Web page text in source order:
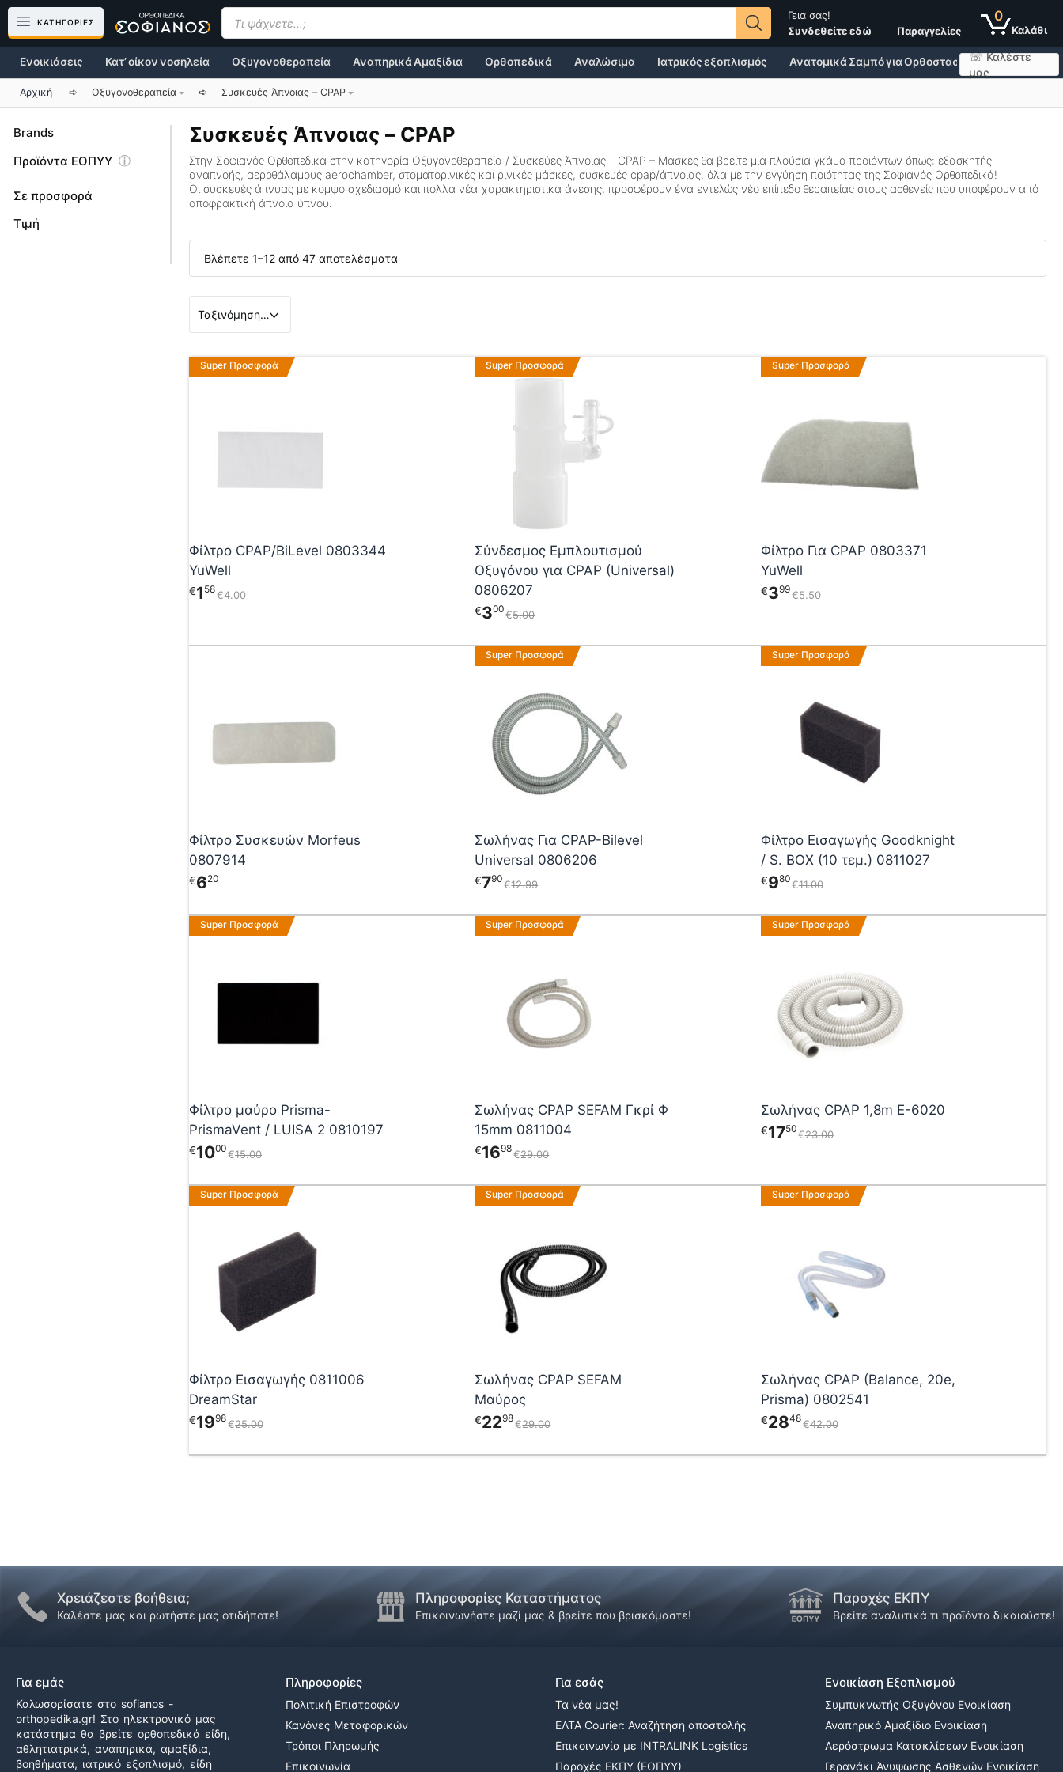
Μετάβαση
περιεχόμενο
Γεια σας!
Συνδεθείτε εδώ
Παραγγελίες
0
ΚΑΤΗΓΟΡΙΕΣ
Products
search
☏ Καλέστε
μας
Κατ’ οίκον νοσηλεία Οξυγονοθεραπεία Αναπηρικά Αμαξίδια
Ενοικιάσεις Ορθοπεδικά Αναλώσιμα Ιατρικός εξοπλισμός Ανατομικά Σαμπό για Ορθοστασία Άθληση,
Αρχική ➪ Οξυγονοθεραπεία ➪ Συσκευές Άπνοιας – CPAP
Συσκευές Άπνοιας – CPAP
Στην Σοφιανός Ορθοπεδικά στην κατηγορία Οξυγονοθεραπεία / Συσκεύες Άπνοιας – CPAP – Μάσκες θα βρείτε μια πλούσια γκάμα προϊόντων όπως: εξασκητής
αναπνοής, αεροθάλαμους aerochamber, στοματορινικές και ρινικές μάσκες, συσκευές cpap/άπνοιας, όλα με την εγγύηση ποιότητας της Σοφιανός Ορθοπεδικά!
Οι συσκευές άπνυας με κομψό σχεδιασμό και πολλά νέα χαρακτηριστικά άνεσης, προσφέρουν ένα εντελώς νέο επίπεδο θεραπείας στους ασθενείς που υποφέρουν από
αποφρακτική άπνοια ύπνου.
Βλέπετε 1–12 από 47 αποτελέσματα
Super Προσφορά
Φίλτρο CPAP/BiLevel 0803344
YuWell
4 00
€
1 58
€
Super Προσφορά
Σύνδεσμος Εμπλουτισμού
Οξυγόνου για CPAP (Universal)
0806207
5 00
€
300
€
Super Προσφορά
Φίλτρο Για CPAP 0803371
YuWell
5 50
€
399
€
Φίλτρο Συσκευών Morfeus
0807914
620
€
Super Προσφορά
Σωλήνας Για CPAP-Bilevel
Universal 0806206
12 99
€
790
€
Super Προσφορά
Φίλτρο Εισαγωγής Goodknight
/ S. BOX (10 τεμ.) 0811027
11 00
€
980
€
Super Προσφορά
Φίλτρο μαύρο Prisma-
PrismaVent / LUISA 2 0810197
15 00
€
1000
€
Super Προσφορά
Σωλήνας CPAP SEFAM Γκρί Φ
15mm 0811004
29 00
€
1698
€
Super Προσφορά
Σωλήνας CPAP 1,8m E-6020
23 00
€
1750
€
Super Προσφορά
Φίλτρο Εισαγωγής 0811006
DreamStar
25 00
€
1998
€
Super Προσφορά
Σωλήνας CPAP SEFAM
Μαύρος
29 00
€
2298
€
Αυτό
το
πολλαπλές
παραλλαγές.
επιλογές
μπορούν
στη
σελίδα
του
Super Προσφορά
Σωλήνας CPAP (Balance, 20e,
Prisma) 0802541
42 00
€
2848
€
Brands
Προϊόντα ΕΟΠΥΥ
Σε προσφορά
Τιμή
Χρειάζεστε βοήθεια;
Καλέστε μας και ρωτήστε μας οτιδήποτε!
Πληροφορίες Καταστήματος
Επικοινωνήστε μαζί μας & βρείτε που βρισκόμαστε!
Παροχές ΕΚΠΥ
Βρείτε αναλυτικά τι προϊόντα δικαιούστε!
Για εμάς
Καλωσορίσατε στο sofianos -
orthopedika.gr! Στο ηλεκτρονικό μας
κατάστημα θα βρείτε ορθοπεδικά είδη,
αθλητιατρικά, αναπηρικά, αμαξίδια,
βοηθήματα, ιατρικό εξοπλισμό, είδη
Πληροφορίες
Πολιτική Επιστροφών
Κανόνες Μεταφορικών
Τρόποι Πληρωμής
Επικοινωνία
Για εσάς
Τα νέα μας!
ΕΛΤΑ Courier: Αναζήτηση αποστολής
Επικοινωνία με INTRALINK Logistics
Παροχές ΕΚΠΥ (ΕΟΠΥΥ)
Ενοικίαση Εξοπλισμού
Συμπυκνωτής Οξυγόνου Ενοικίαση
Αναπηρικό Αμαξίδιο Ενοικίαση
Αερόστρωμα Κατακλίσεων Ενοικίαση
Γερανάκι Άνυψωσης Ασθενών Ενοικίαση